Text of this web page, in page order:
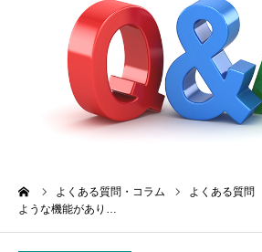
よくある質問・コラム よくある質問
ような機能があり…
お申込について
お借入について
ご返済について